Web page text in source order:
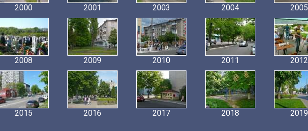
2000 2001 2003 2004 2005
2008 2009 2010 2011 2012
2015 2016 2017 2018 2019